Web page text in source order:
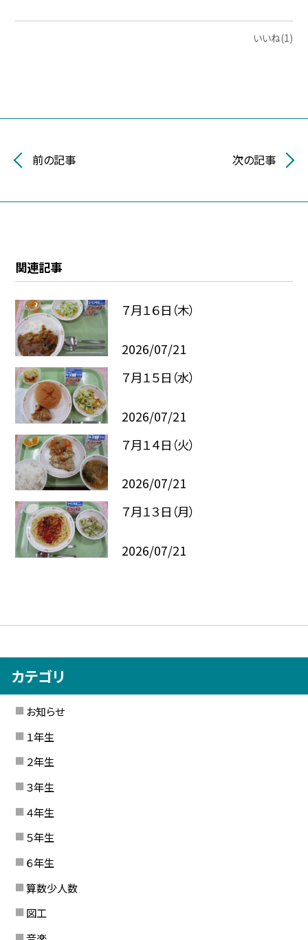
いいね(1)
前の記事 次の記事
関連記事
７月１６日（木）
2026/07/21
７月１５日（水）
2026/07/21
７月１４日（火）
2026/07/21
７月１３日（月）
2026/07/21
カテゴリ
お知らせ
１年生
２年生
３年生
４年生
５年生
６年生
算数少人数
図工